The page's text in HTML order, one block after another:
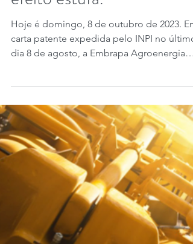
Patentes Verdes e o agro
no esforço de redução das
emissões de gases de
efeito estufa.
Hoje é domingo, 8 de outubro de 2023. Em
carta patente expedida pelo INPI no último
dia 8 de agosto, a Embrapa Agroenergia
obteve patente...